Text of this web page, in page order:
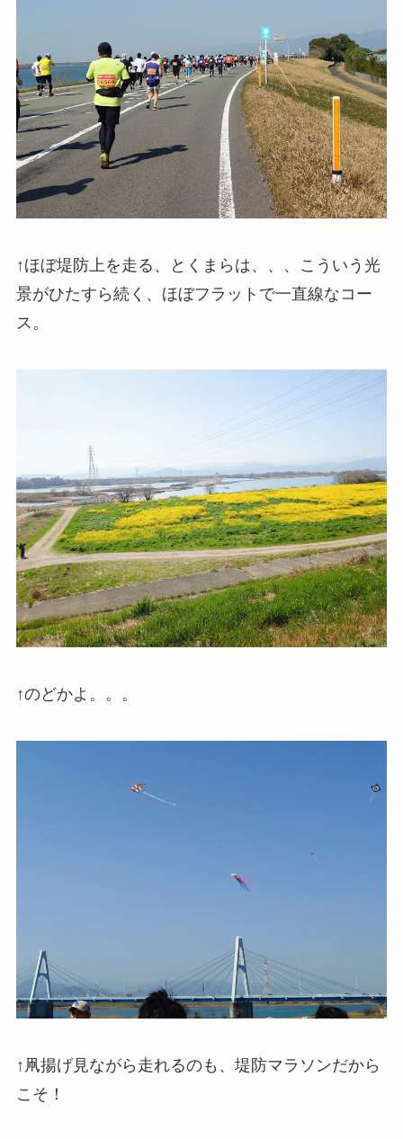
↑ほぼ堤防上を走る、とくまらは、、、こういう光
景がひたすら続く、ほぼフラットで一直線なコー
ス。
↑のどかよ。。。
↑凧揚げ見ながら走れるのも、堤防マラソンだから
こそ！